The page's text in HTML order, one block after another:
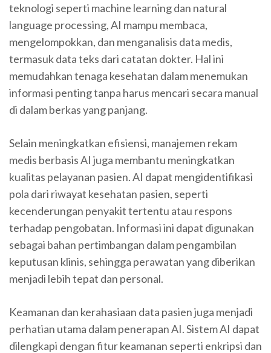
teknologi seperti machine learning dan natural
language processing, AI mampu membaca,
mengelompokkan, dan menganalisis data medis,
termasuk data teks dari catatan dokter. Hal ini
memudahkan tenaga kesehatan dalam menemukan
informasi penting tanpa harus mencari secara manual
di dalam berkas yang panjang.
Selain meningkatkan efisiensi, manajemen rekam
medis berbasis AI juga membantu meningkatkan
kualitas pelayanan pasien. AI dapat mengidentifikasi
pola dari riwayat kesehatan pasien, seperti
kecenderungan penyakit tertentu atau respons
terhadap pengobatan. Informasi ini dapat digunakan
sebagai bahan pertimbangan dalam pengambilan
keputusan klinis, sehingga perawatan yang diberikan
menjadi lebih tepat dan personal.
Keamanan dan kerahasiaan data pasien juga menjadi
perhatian utama dalam penerapan AI. Sistem AI dapat
dilengkapi dengan fitur keamanan seperti enkripsi dan